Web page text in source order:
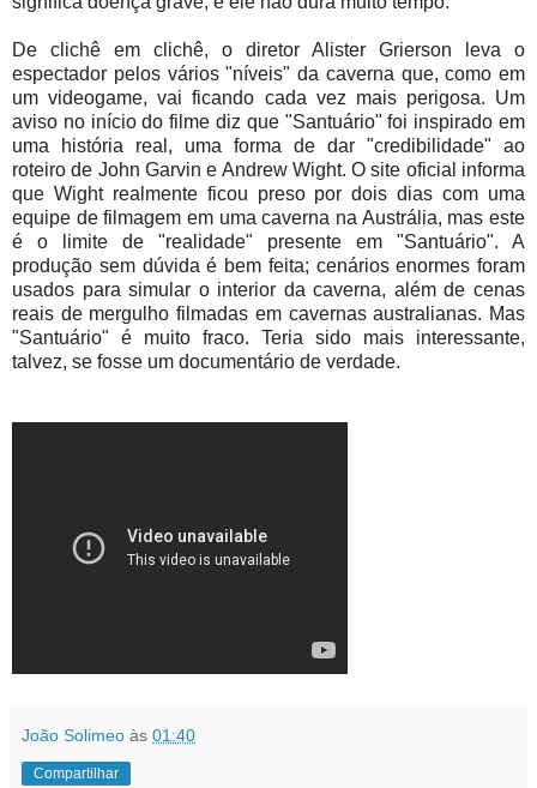
De clichê em clichê, o diretor Alister Grierson leva o
espectador pelos vários "níveis" da caverna que, como em
um videogame, vai ficando cada vez mais perigosa. Um
aviso no início do filme diz que "Santuário" foi inspirado em
uma história real, uma forma de dar "credibilidade" ao
roteiro de John Garvin e Andrew Wight. O site oficial informa
que Wight realmente ficou preso por dois dias com uma
equipe de filmagem em uma caverna na Austrália, mas este
é o limite de "realidade" presente em "Santuário". A
produção sem dúvida é bem feita; cenários enormes foram
usados para simular o interior da caverna, além de cenas
reais de mergulho filmadas em cavernas australianas. Mas
"Santuário" é muito fraco. Teria sido mais interessante,
talvez, se fosse um documentário de verdade.
João Solimeo às 01:40
Compartilhar